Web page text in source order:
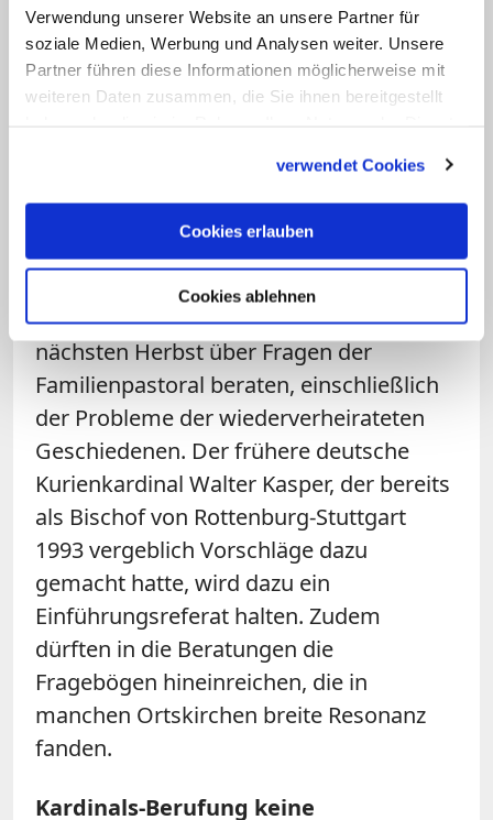
Verwendung unserer Website an unsere Partner für
soziale Medien, Werbung und Analysen weiter. Unsere
Partner führen diese Informationen möglicherweise mit
weiteren Daten zusammen, die Sie ihnen bereitgestellt
verwendet Cookies
Cookies erlauben
Cookies ablehnen
Verlauf der Kurienreform beraten.
Danach ist auch mit einer Bestätigung
oder Neubesetzung der kurialen
größten Teil bislang nur provisorisch
Auf der Tagesordnung dieser Konferenz
stehen auch die beiden nächsten
Bischofssynoden , die in diesem und im
nächsten Herbst über Fragen der
Familienpastoral beraten, einschließlich
der Probleme der wiederverheirateten
Geschiedenen. Der frühere deutsche
Kurienkardinal Walter Kasper, der bereits
als Bischof von Rottenburg-Stuttgart
1993 vergeblich Vorschläge dazu
gemacht hatte, wird dazu ein
Einführungsreferat halten. Zudem
dürften in die Beratungen die
Fragebögen hineinreichen, die in
manchen Ortskirchen breite Resonanz
fanden.
Kardinals-Berufung keine